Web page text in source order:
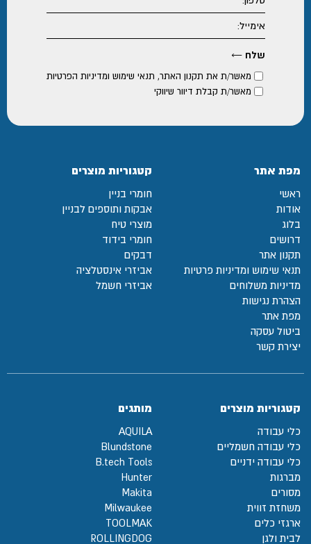
מאשר/ת את תקנון האתר, תנאי שימוש ומדיניות הפרטיות
מאשר/ת קבלת דיוור שיווקי
מפת אתר
ראשי
אודות
בלוג
דרושים
תקנון אתר
תנאי שימוש ומדיניות פרטיות
מדיניות משלוחים
הצהרת נגישות
מפת אתר
ביטול עסקה
יצירת קשר
קטגוריות מוצרים
חומרי בניין
אבקות ותוספים לבניין
מוצרי טיח
חומרי בידוד
דבקים
אביזרי אינסטלציה
אביזרי חשמל
קטגוריות מוצרים
כלי עבודה
כלי עבודה חשמליים
כלי עבודה ידניים
מברגות
מסורים
משחזת זווית
ארגזי כלים
לבית ולגן
מותגים
AQUILA
Blundstone
B.tech Tools
Hunter
Makita
Milwaukee
TOOLMAK
ROLLINGDOG